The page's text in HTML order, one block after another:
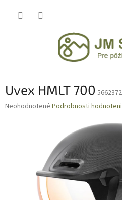
Uvex HMLT 700
Priemerné
hviezdičiek.
Neohodnotené Podrobnosti